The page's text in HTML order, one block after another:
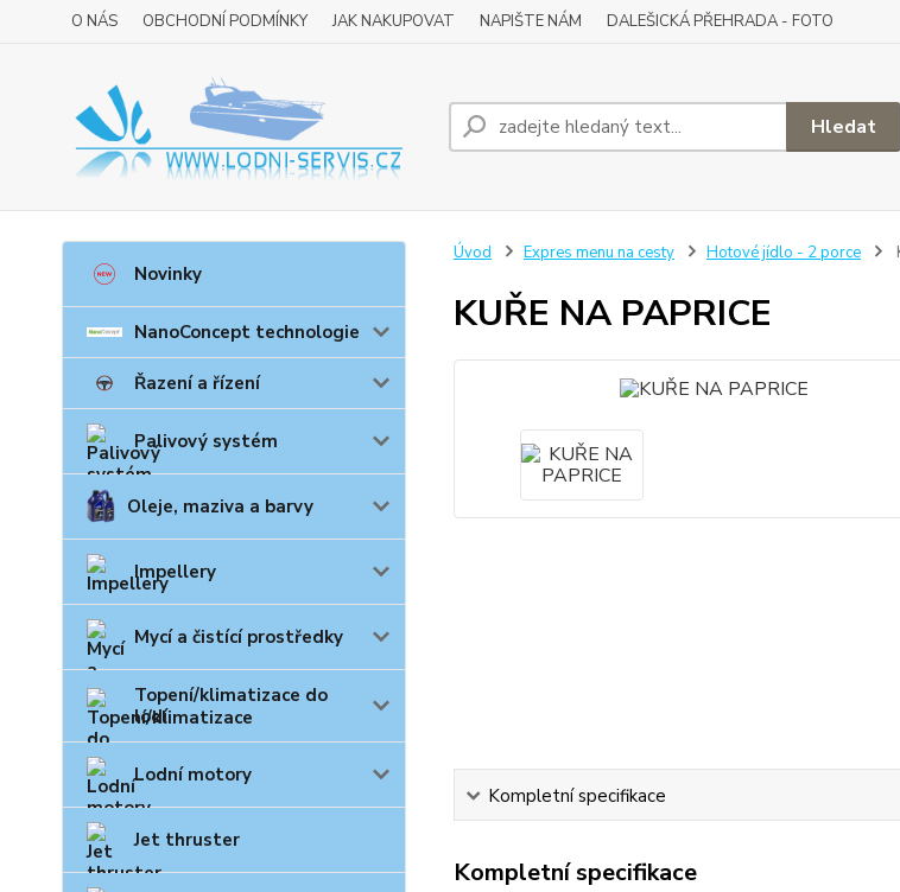
O NÁS OBCHODNÍ PODMÍNKY JAK NAKUPOVAT NAPIŠTE NÁM DALEŠICKÁ PŘEHRADA - FOTO
Hledat
Novinky
NanoConcept technologie
Řazení a řízení
Palivový systém
Oleje, maziva a barvy
Impellery
Mycí a čistící prostředky
Topení/klimatizace do
lodí
Lodní motory
Jet thruster
Úvod Expres menu na cesty Hotové jídlo - 2 porce
KUŘE NA PAPRICE
Kompletní specifikace
Kompletní specifikace